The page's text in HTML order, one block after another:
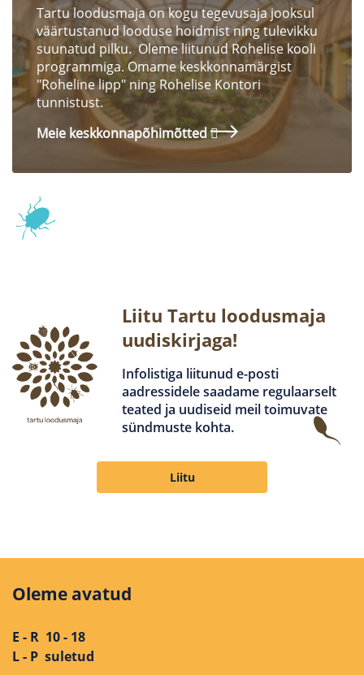
Tartu loodusmaja on kogu tegevusaja jooksul
väärtustanud looduse hoidmist ning tulevikku
suunatud pilku. Oleme liitunud Rohelise kooli
programmiga. Omame keskkonnamärgist
"Roheline lipp" ning Rohelise Kontori
tunnistust.
Meie keskkonnapõhimõtted
Liitu Tartu loodusmaja
uudiskirjaga!
Infolistiga liitunud e-posti
aadressidele saadame regulaarselt
teated ja uudiseid meil toimuvate
sündmuste kohta.
Liitu
Oleme avatud
E - R 10 - 18
L - P suletud